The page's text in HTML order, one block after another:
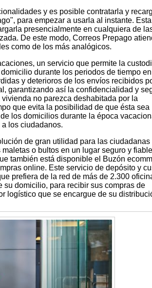
y es posible contratarla y
para empezar a usarla al instante. Esta
presencialmente en cualquiera de
De este modo, Correos Prepago
como de los más analógicos.
un servicio que permite la
durante los periodos de tiempo
y deterioros de los envíos recibidos
garantizando así la confidencialidad y
no parezca deshabitada por la
que evita la posibilidad de que ésta sea
los domicilios durante la época
los ciudadanos.
de gran utilidad para las ciudadanas
o bultos en un lugar seguro y
también está disponible el Buzón
online. Este servicio de depósito y
prefiera de la red de más de 2.300
su domicilio, para recibir sus compras de
logístico que se encargue de su